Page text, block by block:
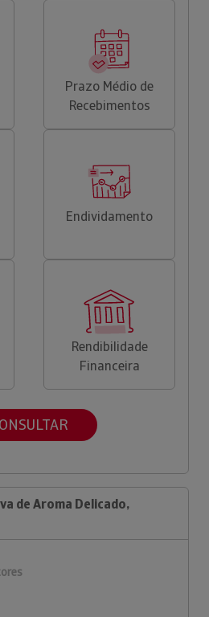
Prazo Médio de
Recebimentos
Endividamento
Rendibilidade
Financeira
de Aroma Delicado,